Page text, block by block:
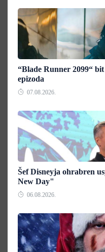
“Blade Runner 2099“
epizoda
07.08.2026.
Šef Disneyja ohrabren
New Day"
06.08.2026.